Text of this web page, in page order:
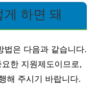
하면 돼
법은 다음과 같습니다.
한 지원제도이므로,
해 주시기 바랍니다.